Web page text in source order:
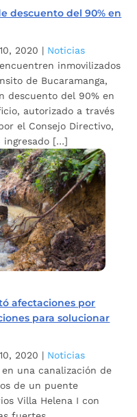
descuento del 90% en
2020 | Noticias
inmovilizados
de Bucaramanga,
descuento del 90% en
autorizado a través
el Consejo Directivo,
ingresado […]
afectaciones por
para solucionar
2020 | Noticias
una canalización de
de un puente
Villa Helena I con